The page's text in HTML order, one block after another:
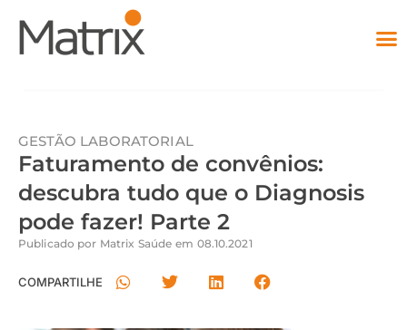
GESTÃO LABORATORIAL
Faturamento de convênios:
descubra tudo que o Diagnosis
pode fazer! Parte 2
Publicado por Matrix Saúde em 08.10.2021
COMPARTILHE